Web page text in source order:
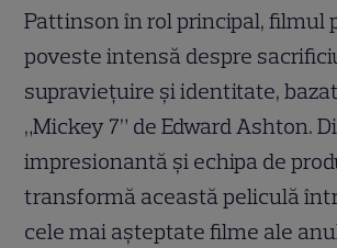
Pattinson în rol principal, filmul
poveste intensă despre
supraviețuire și identitate,
„Mickey 7” de Edward Ashton.
impresionantă și echipa de
transformă această peliculă
cele mai așteptate filme ale